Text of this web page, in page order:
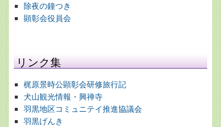
除夜の鐘つき
顕彰会役員会
リンク集
梶原景時公顕彰会研修旅行記
犬山観光情報・興禅寺
羽黒地区コミュニテイ推進協議会
羽黒げんき